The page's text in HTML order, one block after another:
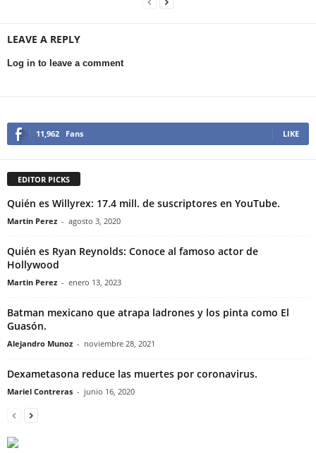
LEAVE A REPLY
Log in to leave a comment
11,962 Fans LIKE
EDITOR PICKS
Quién es Willyrex: 17.4 mill. de suscriptores en YouTube.
Martin Perez - agosto 3, 2020
Quién es Ryan Reynolds: Conoce al famoso actor de
Hollywood
Martin Perez - enero 13, 2023
Batman mexicano que atrapa ladrones y los pinta como El
Guasón.
Alejandro Munoz - noviembre 28, 2021
Dexametasona reduce las muertes por coronavirus.
Mariel Contreras - junio 16, 2020